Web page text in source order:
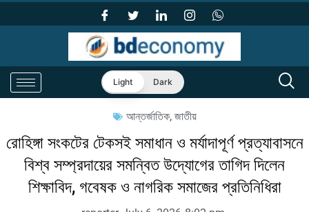
Light Dark
আন্তর্জাতিক, জাতীয়
রোহিঙ্গা সংকটের টেকসই সমাধান ও মর্যাদাপূর্ণ প্রত্যাবাসনে
বিশ্ব সম্প্রদায়ের সমন্বিত উদ্যোগের তাগিদ দিলেন
শিক্ষাবিদ, গবেষক ও নাগরিক সমাজের প্রতিনিধিরা